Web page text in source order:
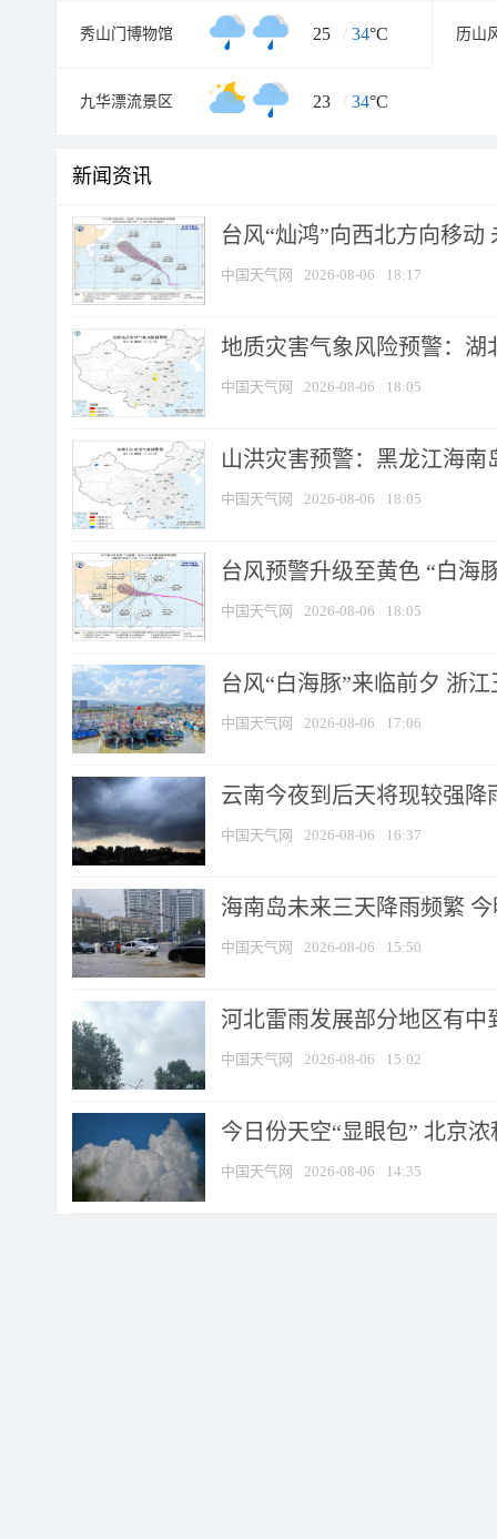
秀山门博物馆 25 / 34°C 历山
九华漂流景区 23 / 34°C
新闻资讯
台风“灿鸿”向西北方向移动
中国天气网 2026-08-06 18:17
地质灾害气象风险预警：湖
中国天气网 2026-08-06 18:05
山洪灾害预警：黑龙江海
中国天气网 2026-08-06 18:05
台风预警升级至黄色 “白海
中国天气网 2026-08-06 18:05
台风“白海豚”来临前夕 浙
中国天气网 2026-08-06 17:06
云南今夜到后天将现较强降
中国天气网 2026-08-06 16:37
海南岛未来三天降雨频繁
中国天气网 2026-08-06 15:50
河北雷雨发展部分地区有中
中国天气网 2026-08-06 15:02
今日份天空“显眼包” 北京
中国天气网 2026-08-06 14:35